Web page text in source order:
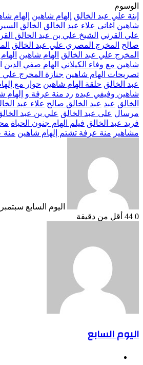
الوسوم
إبنة علي عبد الخالق إلهام شاهين إلهام
شاهين اغانى علاء عبد الخالق الخالق
علي القرني الشيخ علي بن عبد الخالق
صالح المخرج المصري علي عبد الخالق
المخرج علي عبد الخالق الهام شاهين
شاهين مع وفاء الكيلاني الهام صفي الدين
تصريحات الهام شاهين جنازة المخرج علي
عبد الخالق حلقة الهام شاهين حوار مع
شاهين وفيفي عبده رد منة عرفة و إلهام
الخالق عبد عبد الخالق صالح علاء عبد
مرسال على عبد الخالق علي بن عبد
فريد عبد الخالق فيلم الهام جنون الحياة
مشاهير منة عرفة تشتم إلهام شاهين منة
اليوم السابع سبتمبر 5, 2022
0
أقل من دقيقة
اليوم السابع